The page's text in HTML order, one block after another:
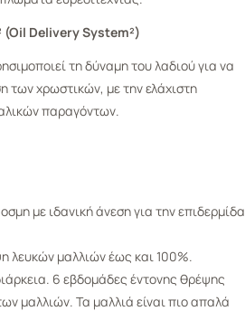
(Oil Delivery System²)
τη δύναμη του λαδιού για να
των χρωστικών, με την ελάχιστη
παραγόντων.
με ιδανική άνεση για την επιδερμίδα
λευκών μαλλιών έως και 100%.
6 εβδομάδες έντονης θρέψης
μαλλιών. Τα μαλλιά είναι πιο απαλά